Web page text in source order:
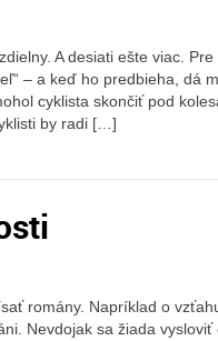
A desiati ešte viac.
– a keď ho predbieha, dá
cyklista skončiť pod
by radi […]
romány. Napríklad o
Nevdojak sa žiada